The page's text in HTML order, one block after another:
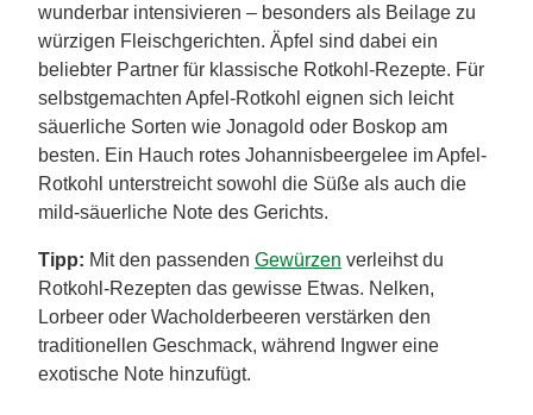
wunderbar intensivieren – besonders als Beilage zu
würzigen Fleischgerichten. Äpfel sind dabei ein
beliebter Partner für klassische Rotkohl-Rezepte. Für
selbstgemachten Apfel-Rotkohl eignen sich leicht
säuerliche Sorten wie Jonagold oder Boskop am
besten. Ein Hauch rotes Johannisbeergelee im Apfel-
Rotkohl unterstreicht sowohl die Süße als auch die
mild-säuerliche Note des Gerichts.
Tipp: Mit den passenden Gewürzen verleihst du
Rotkohl-Rezepten das gewisse Etwas. Nelken,
Lorbeer oder Wacholderbeeren verstärken den
traditionellen Geschmack, während Ingwer eine
exotische Note hinzufügt.